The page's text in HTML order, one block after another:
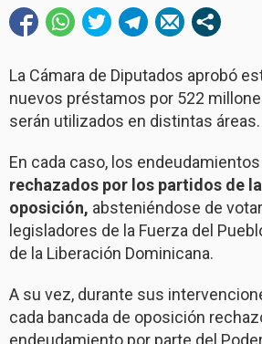
La Cámara de Diputados aprobó
nuevos préstamos por 522
serán utilizados en distintas áreas.
En cada caso, los endeudamientos
rechazados por los partidos de la
oposición, absteniéndose de
legisladores de la Fuerza del
de la Liberación Dominicana.
A su vez, durante sus
cada bancada de oposición
endeudamiento por parte del